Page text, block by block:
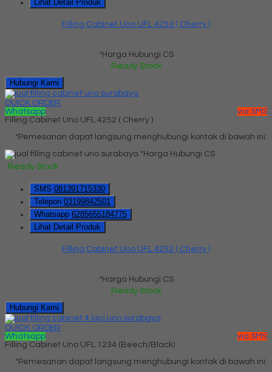
Lihat Detail Produk
Filling Cabinet Uno UFL 4253 ( Cherry )
*Harga Hubungi CS
Ready Stock
Hubungi Kami
QUICK ORDER
Whatsapp
via SMS
Filling Cabinet Uno UFL 4252 ( Cherry )
*Pemesanan dapat langsung menghubungi kontak di bawah ini:
*Harga Hubungi CS
Ready Stock
SMS 081391715330
Telepon 03199842501
Whatsapp 6285655184775
Lihat Detail Produk
Filling Cabinet Uno UFL 4252 ( Cherry )
*Harga Hubungi CS
Ready Stock
Hubungi Kami
QUICK ORDER
Whatsapp
via SMS
Filling Cabinet Uno UFL 1234 (Beech/Black)
*Pemesanan dapat langsung menghubungi kontak di bawah ini: